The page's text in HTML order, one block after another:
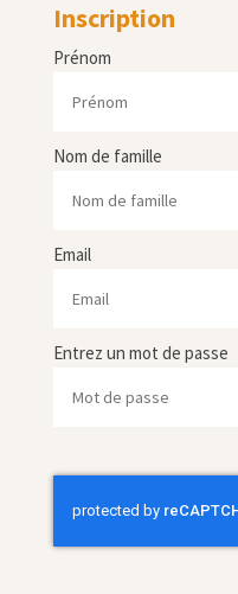
Inscription
Prénom
Nom de famille
Email
Entrez un mot de passe